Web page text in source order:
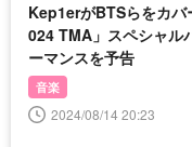
Kep1erがBTSらをカバ
024 TMA」スペシャル
ーマンスを予告
音楽
2024/08/14 20:23